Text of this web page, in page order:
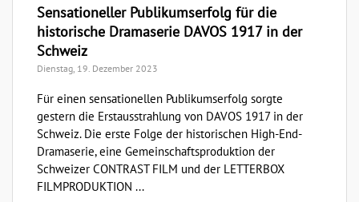
Sensationeller Publikumserfolg für die
historische Dramaserie DAVOS 1917 in der
Schweiz
Dienstag, 19. Dezember 2023
Für einen sensationellen Publikumserfolg sorgte
gestern die Erstausstrahlung von DAVOS 1917 in der
Schweiz. Die erste Folge der historischen High-End-
Dramaserie, eine Gemeinschaftsproduktion der
Schweizer CONTRAST FILM und der LETTERBOX
FILMPRODUKTION ...